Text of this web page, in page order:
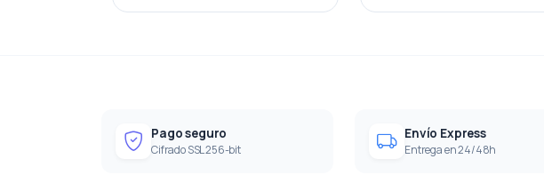
Pago seguro
Cifrado SSL 256-bit
Envío Express
Entrega en 24/48h